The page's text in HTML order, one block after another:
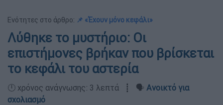
Ενότητες στο άρθρο: 📌 «Έχουν μόνο κεφάλι»
Λύθηκε το μυστήριο: Οι
επιστήμονες βρήκαν που βρίσκεται
το κεφάλι του αστερία
🕛 χρόνος ανάγνωσης: 3 λεπτά ┋ 🗣️ Ανοικτό για
σχολιασμό